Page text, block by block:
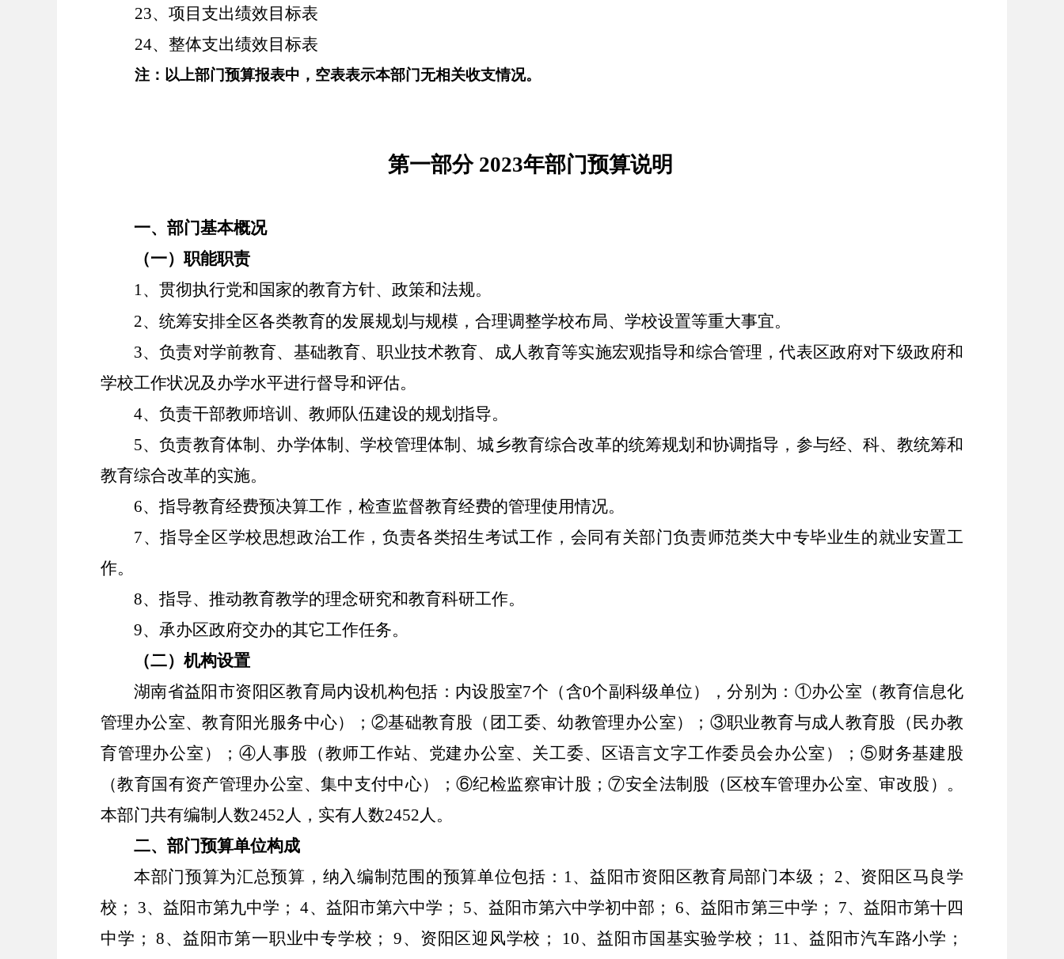
23、项目支出绩效目标表
24、整体支出绩效目标表
注：以上部门预算报表中，空表表示本部门无相关收支情况。
第一部分2023年部门预算说明
一、部门基本概况
（一）职能职责
1、贯彻执行党和国家的教育方针、政策和法规。
2、统筹安排全区各类教育的发展规划与规模，合理调整学校布局、学校设置等重大事宜。
3、负责对学前教育、基础教育、职业技术教育、成人教育等实施宏观指导和综合管理，代表区政府对下级政府和
学校工作状况及办学水平进行督导和评估。
4、负责干部教师培训、教师队伍建设的规划指导。
5、负责教育体制、办学体制、学校管理体制、城乡教育综合改革的统筹规划和协调指导，参与经、科、教统筹和
教育综合改革的实施。
6、指导教育经费预决算工作，检查监督教育经费的管理使用情况。
7、指导全区学校思想政治工作，负责各类招生考试工作，会同有关部门负责师范类大中专毕业生的就业安置工
作。
8、指导、推动教育教学的理念研究和教育科研工作。
9、承办区政府交办的其它工作任务。
（二）机构设置
湖南省益阳市资阳区教育局内设机构包括：内设股室7个（含0个副科级单位），分别为：①办公室（教育信息化
管理办公室、教育阳光服务中心）；②基础教育股（团工委、幼教管理办公室）；③职业教育与成人教育股（民办教
育管理办公室）；④人事股（教师工作站、党建办公室、关工委、区语言文字工作委员会办公室）；⑤财务基建股
（教育国有资产管理办公室、集中支付中心）；⑥纪检监察审计股；⑦安全法制股（区校车管理办公室、审改股）。
本部门共有编制人数2452人，实有人数2452人。
二、部门预算单位构成
本部门预算为汇总预算，纳入编制范围的预算单位包括： 1、益阳市资阳区教育局部门本级； 2、资阳区马良学
校； 3、益阳市第九中学； 4、益阳市第六中学； 5、益阳市第六中学初中部； 6、益阳市第三中学； 7、益阳市第十四
中学； 8、益阳市第一职业中专学校； 9、资阳区迎风学校； 10、益阳市国基实验学校； 11、益阳市汽车路小学；